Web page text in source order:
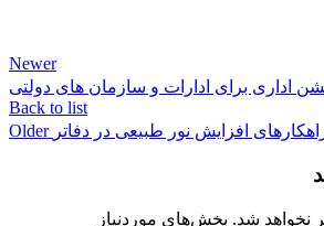
Newer
اداری برای ادارات و سازمان های دولتی
Back to list
Older افزایش نور طبیعی در دفاتر
نخواهد شد. بخش‌های موردنیاز